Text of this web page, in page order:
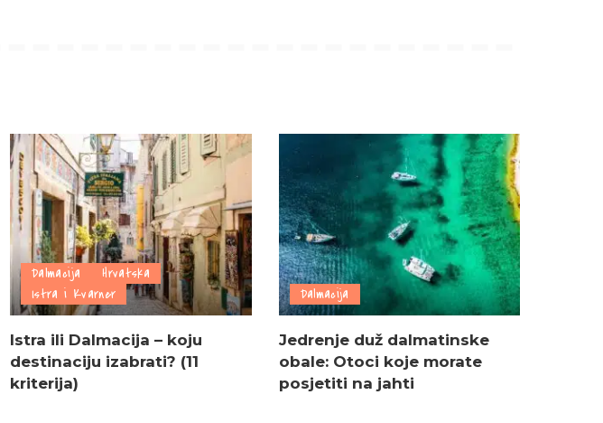
Dalmacija
Hrvatska
Istra i Kvarner
Istra ili Dalmacija – koju
destinaciju izabrati? (11
kriterija)
Dalmacija
Jedrenje duž dalmatinske
obale: Otoci koje morate
posjetiti na jahti